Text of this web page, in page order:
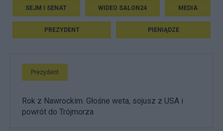
SEJM I SENAT WIDEO SALON24 MEDIA
PREZYDENT PIENIĄDZE
Prezydent
Rok z Nawrockim. Głośne weta, sojusz z USA i
powrót do Trójmorza